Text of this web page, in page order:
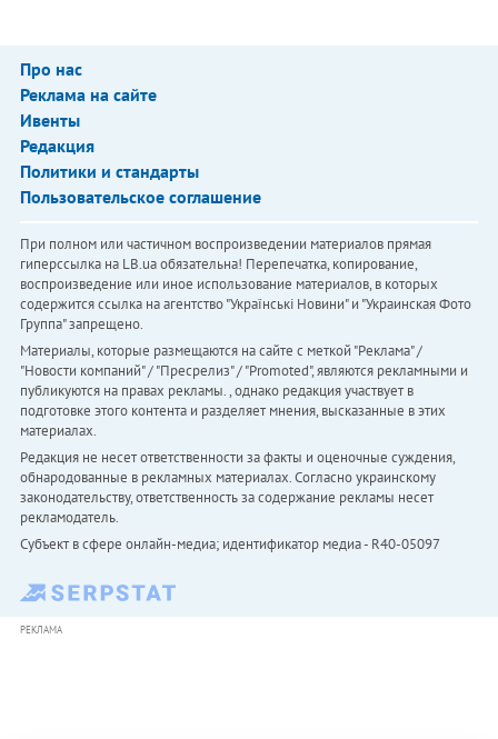
Про нас
Реклама на сайте
Ивенты
Редакция
Политики и стандарты
Пользовательское соглашение
При полном или частичном воспроизведении материалов прямая
гиперссылка на LB.ua обязательна! Перепечатка, копирование,
воспроизведение или иное использование материалов, в которых
содержится ссылка на агентство "Українськi Новини" и "Украинская Фото
Группа" запрещено.
Материалы, которые размещаются на сайте с меткой "Реклама" /
"Новости компаний" / "Пресрелиз" / "Promoted", являются рекламными и
публикуются на правах рекламы. , однако редакция участвует в
подготовке этого контента и разделяет мнения, высказанные в этих
материалах.
Редакция не несет ответственности за факты и оценочные суждения,
обнародованные в рекламных материалах. Согласно украинскому
законодательству, ответственность за содержание рекламы несет
рекламодатель.
Субъект в сфере онлайн-медиа; идентификатор медиа - R40-05097
РЕКЛАМА